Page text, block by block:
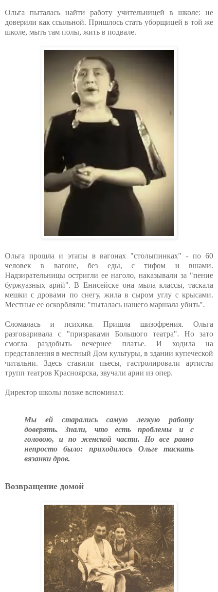
Ольга пыталась найти работу учительницей в школе: не
доверили как ссыльной. Пришлось стать уборщицей в той же
школе, мыть там полы, жить в подвале.
Ольга прошла и этапы в вагонах "столыпинках" - по 60
человек в вагоне, без еды, с тифом и вшами.
Надзирательницы остригли ее наголо, наказывали за "пение
буржуазных арий". В Енисейске она мыла классы, таскала
мешки с дровами по снегу, жила в сыром углу с крысами.
Местные ее оскорбляли: "пыталась нашего маршала убить".
Сломалась и психика. Пришла шизофрения. Ольга
разговаривала с "призраками Большого театра". Но зато
смогла раздобыть вечернее платье. И ходила на
представления в местный Дом культуры, в здании купеческой
читальни. Здесь ставили пьесы, гастролировали артисты
трупп театров Красноярска, звучали арии из опер.
Директор школы позже вспоминал:
Мы ей старались самую легкую работу
доверять. Знали, что есть проблемы и с
головою, и по женской части. Но все равно
непросто было: приходилось Ольге таскать
вязанки дров.
Возвращение домой